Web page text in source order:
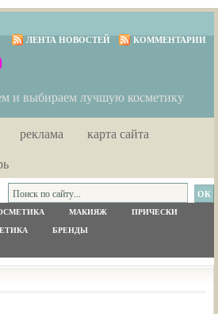
ЛЕНТА НОВОСТЕЙ
КОММЕНТАРИИ
и выбираем лучшую косметику
реклама
карта сайта
МАКИЯЖ ПРИЧЕСКИ
БРЕНДЫ